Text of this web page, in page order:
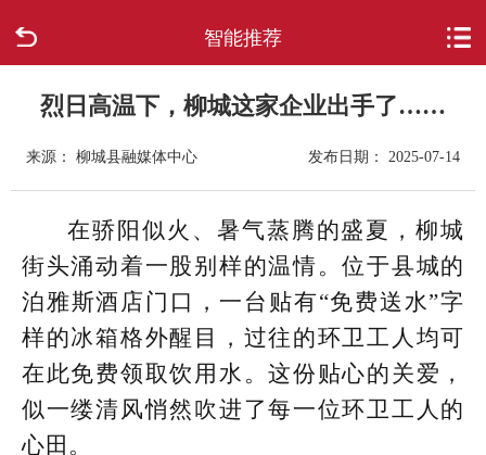
智能推荐
走进柳城
新闻中心
政府信息公开
网上办事
互动回应
数据专题
烈日高温下，柳城这家企业出手了……
来源： 柳城县融媒体中心 发布日期： 2025-07-14
在骄阳似火、暑气蒸腾的盛夏，柳城
街头涌动着一股别样的温情。位于县城的
泊雅斯酒店门口，一台贴有“免费送水”字
样的冰箱格外醒目，过往的环卫工人均可
在此免费领取饮用水。这份贴心的关爱，
似一缕清风悄然吹进了每一位环卫工人的
心田。